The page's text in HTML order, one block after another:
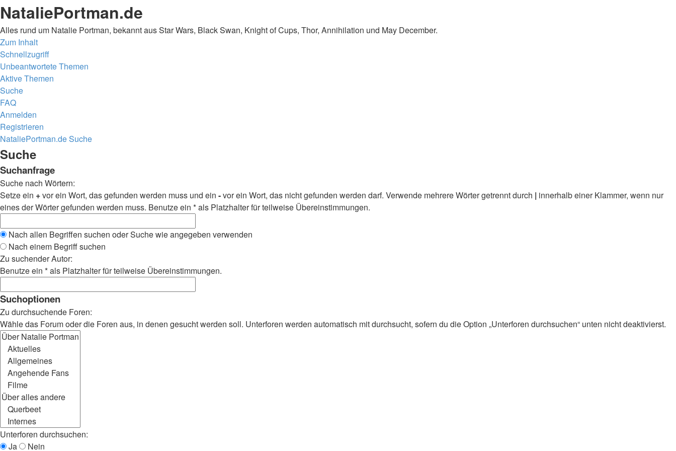
NataliePortman.de
Alles rund um Natalie Portman, bekannt aus Star Wars, Black Swan, Knight of Cups, Thor, Annihilation und May December.
Zum Inhalt
Schnellzugriff
Unbeantwortete Themen
Aktive Themen
Suche
FAQ
Anmelden
Registrieren
NataliePortman.deSuche
Suche
Suchanfrage
Suche nach Wörtern:
Setze ein +vor ein Wort, das gefunden werden muss und ein -vor ein Wort, das nicht gefunden werden darf. Verwende mehrere Wörter getrennt durch | innerhalb einer Klammer, wenn nur
eines der Wörter gefunden werden muss. Benutze ein * als Platzhalter für teilweise Übereinstimmungen.
Nach allen Begriffen suchen oder Suche wie angegeben verwenden
Nach einem Begriff suchen
Zu suchender Autor:
Benutze ein * als Platzhalter für teilweise Übereinstimmungen.
Suchoptionen
Zu durchsuchende Foren:
Wähle das Forum oder die Foren aus, in denen gesucht werden soll. Unterforen werden automatisch mit durchsucht, sofern du die Option „Unterforen durchsuchen“ unten nicht deaktivierst.
Unterforen durchsuchen:
Ja
Nein